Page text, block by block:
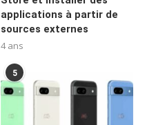
applications à partir de
sources externes
4 ans
5